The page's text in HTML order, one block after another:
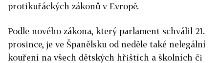
protikuřáckých zákonů v Evropě.
Podle nového zákona, který parlament schválil 21.
prosince, je ve Španělsku od neděle také nelegální
kouření na všech dětských hřištích a školních či